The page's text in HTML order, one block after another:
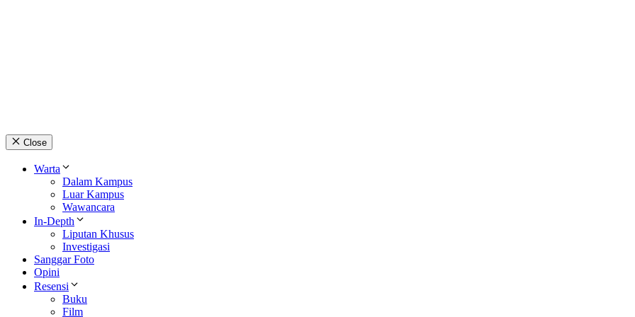
Close
Warta
Dalam Kampus
Luar Kampus
Wawancara
In-Depth
Liputan Khusus
Investigasi
Sanggar Foto
Opini
Resensi
Buku
Film